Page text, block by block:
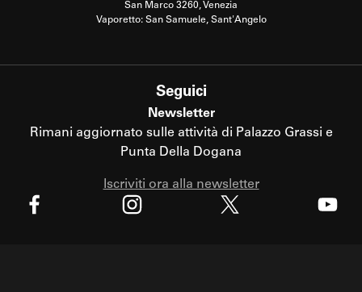
San Marco 3260, Venezia
Vaporetto: San Samuele, Sant'Angelo
Seguici
Newsletter
Rimani aggiornato sulle attività di Palazzo Grassi e
Punta Della Dogana
Iscriviti ora alla newsletter